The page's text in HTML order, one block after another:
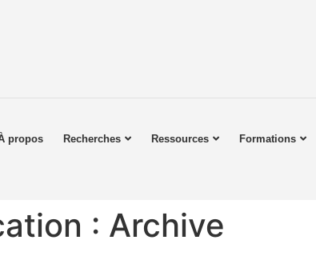
propos Recherches Ressources Formations
: Archive